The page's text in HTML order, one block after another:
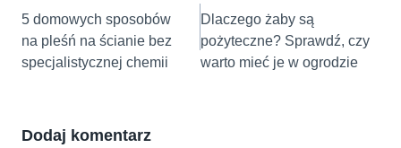
wpisu
5 domowych sposobów
na pleśń na ścianie bez
specjalistycznej chemii
Dlaczego żaby są
pożyteczne? Sprawdź, czy
warto mieć je w ogrodzie
Dodaj komentarz